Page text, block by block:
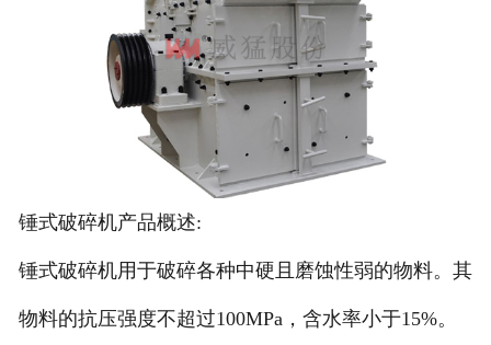
人力资源
案例中心
锤式破碎机产品概述:
锤式破碎机用于破碎各种中硬且磨蚀性弱的物料。其
物料的抗压强度不超过100MPa，含水率小于15%。